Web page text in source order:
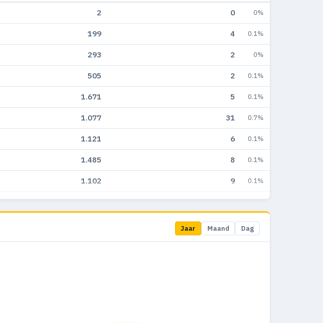
2 0 0%
199 4 0.1%
293 2 0%
505 2 0.1%
1.671 5 0.1%
1.077 31 0.7%
1.121 6 0.1%
1.485 8 0.1%
1.102 9 0.1%
1.042 9
11 0.2%
1.131 48 0.4%
Jaar Maand Dag